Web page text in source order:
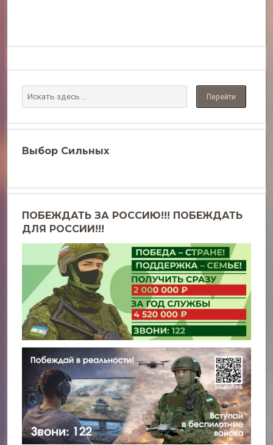
Выбор Сильных
ПОБЕЖДАТЬ ЗА РОССИЮ!!! ПОБЕЖДАТЬ
ДЛЯ РОССИИ!!!